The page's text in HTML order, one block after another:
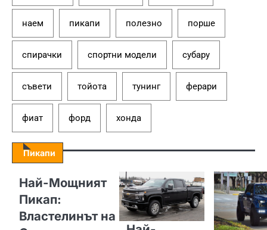
наем пикапи полезно порше
спирачки спортни модели субару
съвети тойота тунинг ферари
фиат форд хонда
Пикапи
Най-Мощният
Пикап:
Властелинът на